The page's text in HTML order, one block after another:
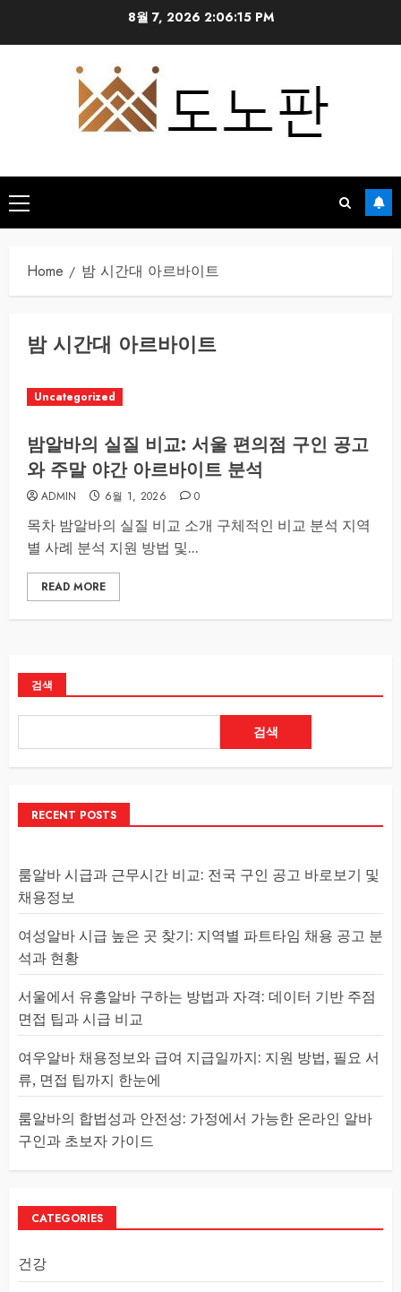
8월 7, 2026 2:06:15 PM
Primary
Menu
Home 밤 시간대 아르바이트
밤 시간대 아르바이트
Uncategorized
밤알바의 실질 비교: 서울 편의점 구인 공고
와 주말 야간 아르바이트 분석
ADMIN 6월 1, 2026 0
목차 밤알바의 실질 비교 소개 구체적인 비교 분석 지역
별 사례 분석 지원 방법 및...
READ MORE
검색
검색
RECENT POSTS
룸알바 시급과 근무시간 비교: 전국 구인 공고 바로보기 및
채용정보
여성알바 시급 높은 곳 찾기: 지역별 파트타임 채용 공고 분
석과 현황
서울에서 유흥알바 구하는 방법과 자격: 데이터 기반 주점
면접 팁과 시급 비교
여우알바 채용정보와 급여 지급일까지: 지원 방법, 필요 서
류, 면접 팁까지 한눈에
룸알바의 합법성과 안전성: 가정에서 가능한 온라인 알바
구인과 초보자 가이드
CATEGORIES
건강